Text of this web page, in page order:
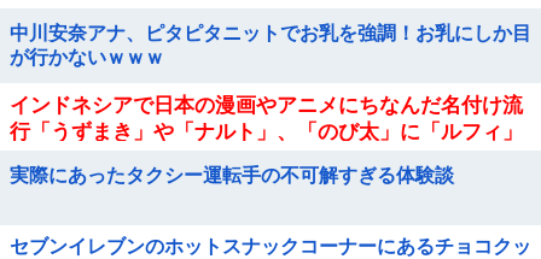
中川安奈アナ、ピタピタニットでお乳を強調！お乳にしか目
が行かないｗｗｗ
インドネシアで日本の漫画やアニメにちなんだ名付け流
行「うずまき」や「ナルト」、「のび太」に「ルフィ」
…
実際にあったタクシー運転手の不可解すぎる体験談
セブンイレブンのホットスナックコーナーにあるチョコクッ